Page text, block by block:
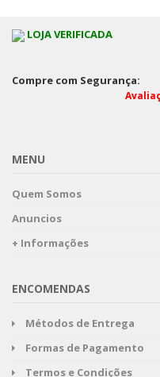
LOJA VERIFICADA
Compre com Segurança:
MENU
Quem Somos
Anuncios
+ Informações
ENCOMENDAS
Métodos de Entrega
Formas de Pagamento
Termos e Condições